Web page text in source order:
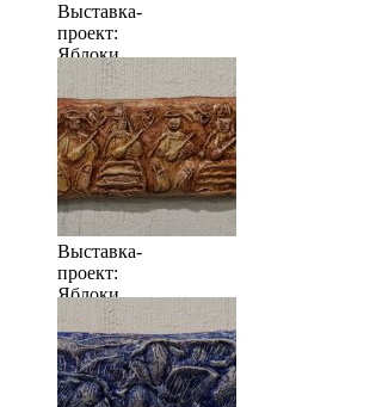
Выставка-
проект:
Яблоки
когда их
много
Выставка-
проект:
Яблоки
когда их
много